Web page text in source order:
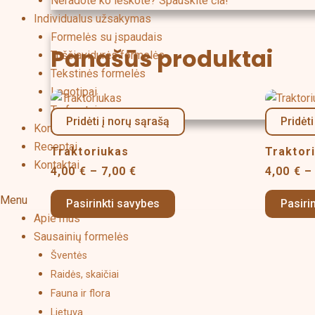
Individualus užsakymas
Formelės su įspaudais
Tuščiavidurės formelės
Tekstinės formelės
Logotipai
Trafaretai
Konditeriniai įrankiai
Receptai
Kontaktai
Menu
Apie mus
Sausainių formelės
Šventės
Raidės, skaičiai
Fauna ir flora
Lietuva
Panašūs produktai
Pridėti į norų sąrašą
Traktoriukas
4,00€ – 7,00€
range:
4,00 €
through
Pasirinkti savybes
product
has
4,00 € –